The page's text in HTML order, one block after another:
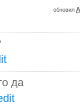
обновил
да